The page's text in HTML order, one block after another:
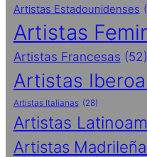
Artistas Estadounidenses
Artistas
Artistas Francesas (52)
Artistas
Artistas Italianas (28)
Artistas
Artistas